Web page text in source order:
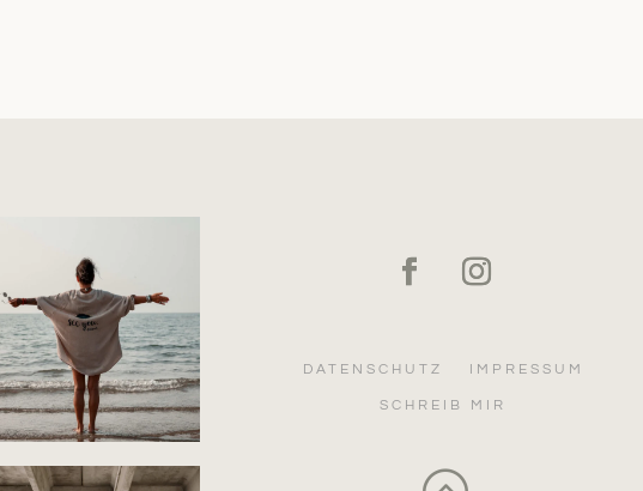
DATENSCHUTZ IMPRESSUM
SCHREIB MIR